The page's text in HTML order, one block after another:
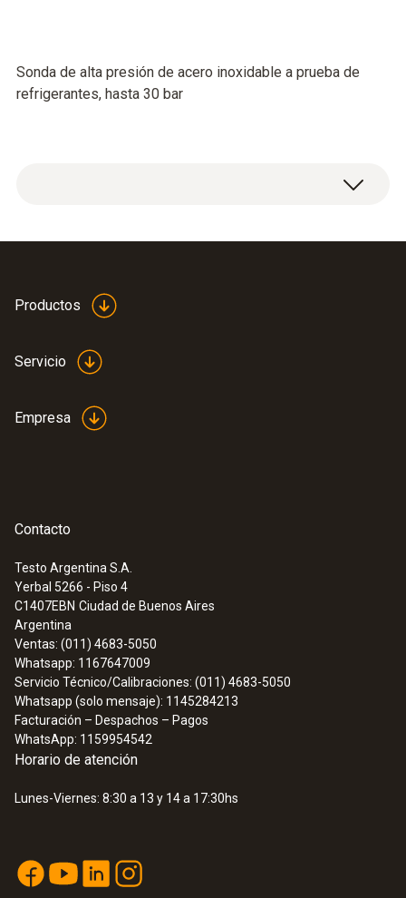
Sonda de alta presión de acero inoxidable a prueba de
refrigerantes, hasta 30 bar
Medición de presión
Rango
±1 % valor de fondo de escala
Datos técnicos generales
Temperatura de funcionamiento
-40 hasta +100 °C
Puesta a cero
0,3 bar
Productos
Servicio
Empresa
Contacto
Testo Argentina S.A.
Yerbal 5266 - Piso 4
C1407EBN Ciudad de Buenos Aires
Argentina
Ventas: (011) 4683-5050
Whatsapp: 1167647009
Servicio Técnico/Calibraciones: (011) 4683-5050
Whatsapp (solo mensaje): 1145284213
Facturación – Despachos – Pagos
WhatsApp: 1159954542
Horario de atención
Lunes-Viernes: 8:30 a 13 y 14 a 17:30hs